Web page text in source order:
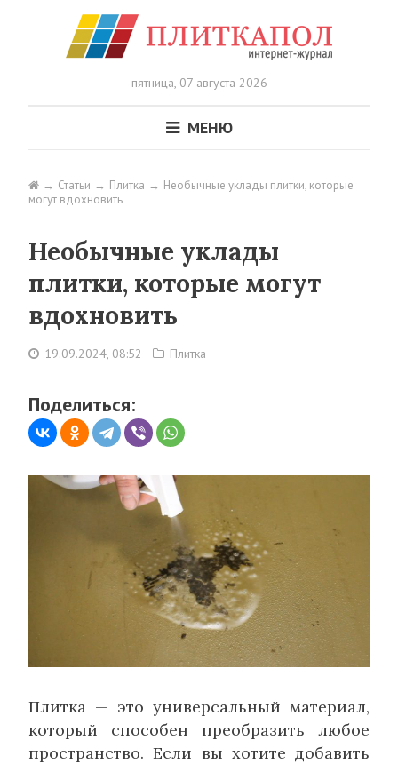
пятница,07 августа 2026
МЕНЮ
Статьи Плитка
Необычные уклады плитки, которые
могут вдохновить
Необычные уклады
плитки, которые могут
вдохновить
19.09.2024, 08:52 Плитка
Поделиться:
Плитка — это универсальный материал,
который способен преобразить любое
пространство. Если вы хотите добавить